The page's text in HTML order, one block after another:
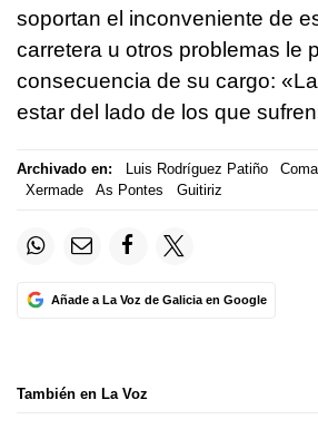
soportan el inconveniente de
carretera u otros problemas le
consecuencia de su cargo:
estar del lado de los que
Archivado en: Luis Rodríguez Patiño
Xermade
As Pontes Guitiriz
Añade a La Voz de Galicia en Google
También en La Voz